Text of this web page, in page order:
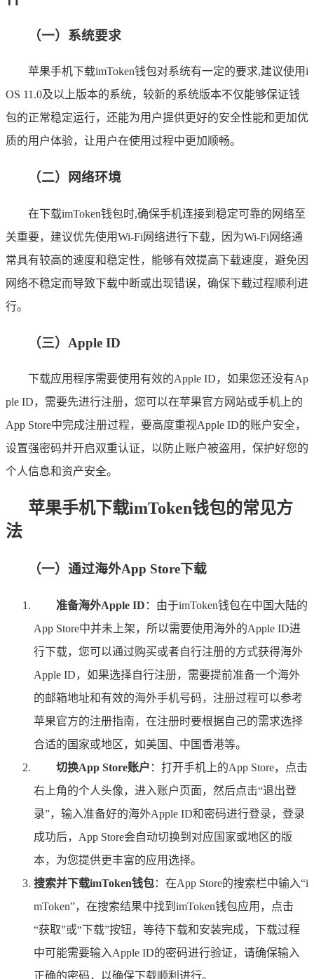
（一）系统要求
苹果手机下载imToken钱包对系统有一定的要求,建议使用i
OS 11.0及以上版本的系统，较新的系统版本不仅能够保证钱
包的正常稳定运行，还能为用户提供更好的安全性能和更加优
质的用户体验，让用户在使用过程中更加顺畅。
（二）网络环境
在下载imToken钱包时,确保手机连接到稳定可靠的网络至
关重要，建议优先使用Wi-Fi网络进行下载，因为Wi-Fi网络通
常具有较高的速度和稳定性，能够有效提高下载速度，避免因
网络不稳定而导致下载中断或出现错误，确保下载过程顺利进
行。
（三）Apple ID
下载应用程序需要使用有效的Apple ID，如果您还没有Ap
ple ID，需要先进行注册，您可以在苹果官方网站或手机上的
App Store中完成注册过程，要高度重视Apple ID的账户安全，
设置强密码并开启双重认证，以防止账户被盗用，保护好您的
个人信息和资产安全。
苹果手机下载imToken钱包的常见方
法
（一）通过海外App Store下载
准备海外Apple ID ：由于imToken钱包在中国大陆的
App Store中并未上架，所以需要使用海外的Apple ID进
行下载，您可以通过购买或者自行注册的方式获得海外
Apple ID，如果选择自行注册，需要提前准备一个海外
的邮箱地址和有效的海外手机号码，注册过程可以参考
苹果官方的注册指南，在注册时要根据自己的需求选择
合适的国家或地区，如美国、中国香港等。
切换App Store账户 ：打开手机上的App Store，点击
右上角的个人头像，进入账户页面，然后点击“退出登
录”，输入准备好的海外Apple ID和密码进行登录，登录
成功后，App Store会自动切换到对应国家或地区的版
本，为您提供更丰富的应用选择。
搜索并下载imToken钱包：在App Store的搜索栏中输入“i
mToken”，在搜索结果中找到imToken钱包应用，点击
“获取”或“下载”按钮，等待下载和安装完成，下载过程
中可能需要输入Apple ID的密码进行验证，请确保输入
正确的密码，以确保下载顺利进行。